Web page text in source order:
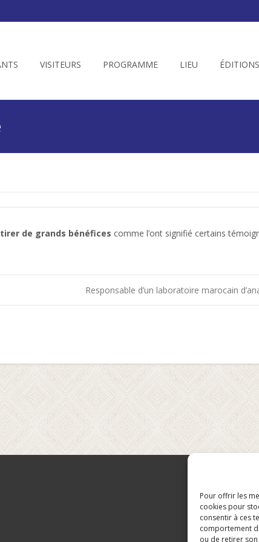
Pour offrir les
cookies pour
consentir à ces
comportement
ou de retirer
VISITEURS PROGRAMME LIEU
de grands bénéfices comme l’ont signifié certains
Responsable d’un laboratoire marocain